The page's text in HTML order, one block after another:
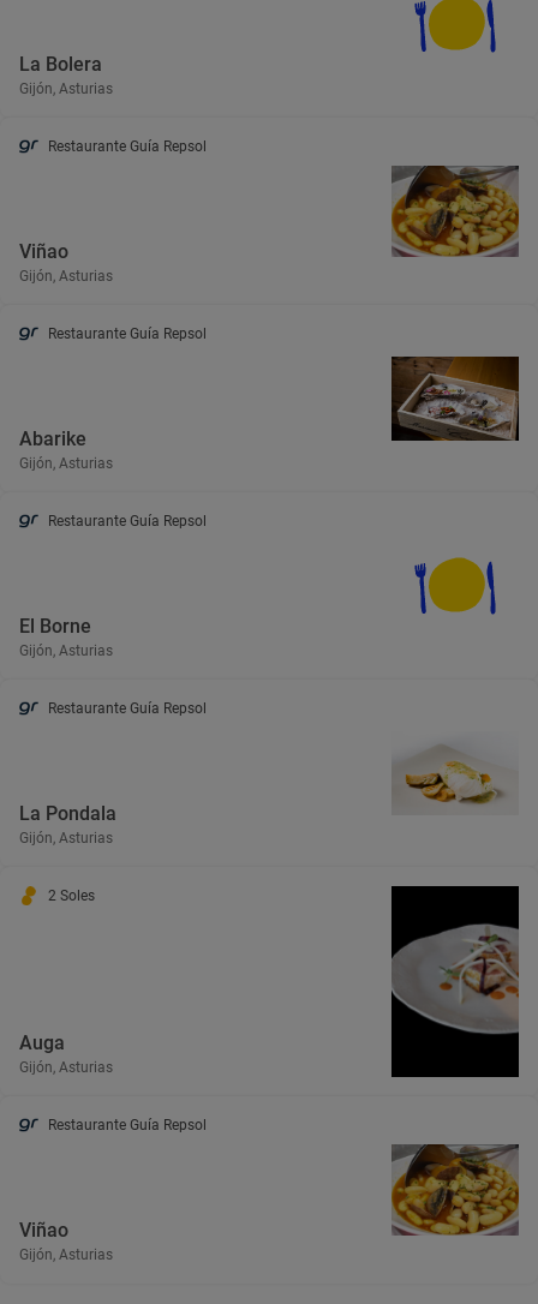
La Bolera
Gijón, Asturias
Restaurante Guía Repsol
Viñao
Gijón, Asturias
Restaurante Guía Repsol
Abarike
Gijón, Asturias
Restaurante Guía Repsol
El Borne
Gijón, Asturias
Restaurante Guía Repsol
La Pondala
Gijón, Asturias
2 Soles
Auga
Gijón, Asturias
Restaurante Guía Repsol
Viñao
Gijón, Asturias